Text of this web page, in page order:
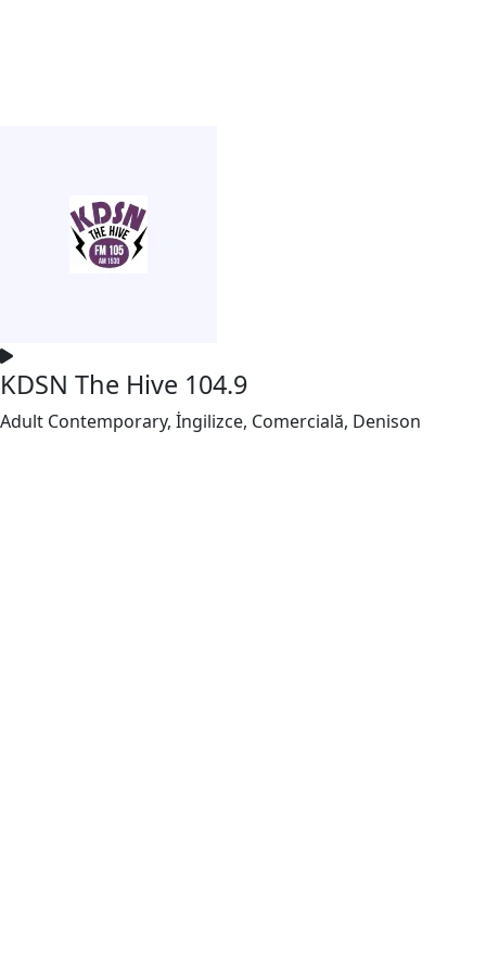
KDSN The Hive 104.9
Adult Contemporary, İngilizce, Comercială, Denison